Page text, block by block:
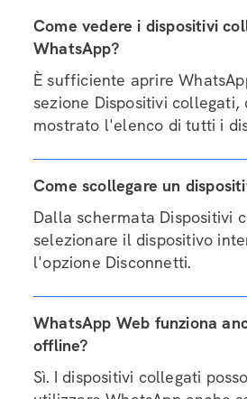
Come vedere i dispositivi
WhatsApp?
È sufficiente aprire
sezione Dispositivi collegati,
mostrato l'elenco di tutti i
Come scollegare un
Dalla schermata Dispositivi
selezionare il dispositivo
l'opzione Disconnetti.
WhatsApp Web funziona
offline?
Sì. I dispositivi collegati